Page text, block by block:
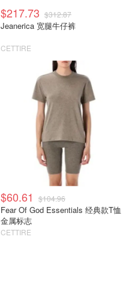
$217.73 $312.87
Jeanerica 宽腿牛仔裤
CETTIRE
$60.61 $104.96
Fear Of God Essentials 经典款T恤
金属标志
CETTIRE